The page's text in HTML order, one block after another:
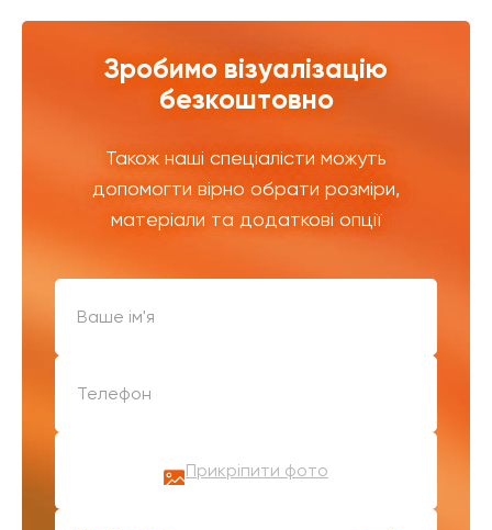
Зробимо візуалізацію
безкоштовно
Також наші спеціалісти можуть
допомогти вірно обрати розміри,
матеріали та додаткові опції
Прикріпити фото